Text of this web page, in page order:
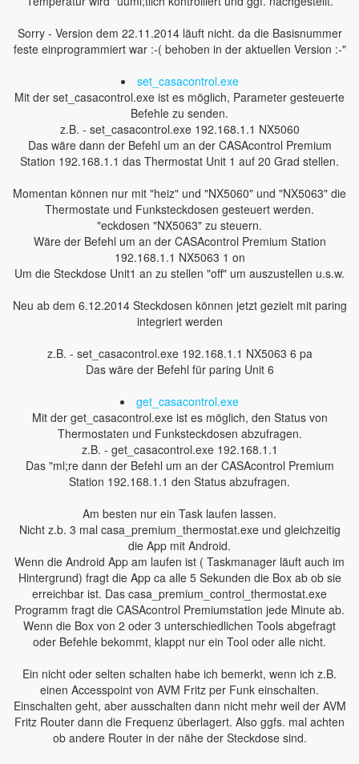
Sorry - Version dem 22.11.2014 läuft nicht. da die Basisnummer
feste einprogrammiert war :-( behoben in der aktuellen Version :-"
set_casacontrol.exe
Mit der set_casacontrol.exe ist es möglich, Parameter gesteuerte
Befehle zu senden.
z.B. - set_casacontrol.exe 192.168.1.1 NX5060
Das wäre dann der Befehl um an der CASAcontrol Premium
Station 192.168.1.1 das Thermostat Unit 1 auf 20 Grad stellen.
Momentan können nur mit "heiz" und "NX5060" und "NX5063" die
Thermostate und Funksteckdosen gesteuert werden.
"eckdosen "NX5063" zu steuern.
Wäre der Befehl um an der CASAcontrol Premium Station
192.168.1.1 NX5063 1 on
Um die Steckdose Unit1 an zu stellen "off" um auszustellen u.s.w.
Neu ab dem 6.12.2014 Steckdosen können jetzt gezielt mit paring
integriert werden
z.B. - set_casacontrol.exe 192.168.1.1 NX5063 6 pa
Das wäre der Befehl für paring Unit 6
get_casacontrol.exe
Mit der get_casacontrol.exe ist es möglich, den Status von
Thermostaten und Funksteckdosen abzufragen.
z.B. - get_casacontrol.exe 192.168.1.1
Das "ml;re dann der Befehl um an der CASAcontrol Premium
Station 192.168.1.1 den Status abzufragen.
Am besten nur ein Task laufen lassen.
Nicht z.b. 3 mal casa_premium_thermostat.exe und gleichzeitig
die App mit Android.
Wenn die Android App am laufen ist ( Taskmanager läuft auch im
Hintergrund) fragt die App ca alle 5 Sekunden die Box ab ob sie
erreichbar ist. Das casa_premium_control_thermostat.exe
Programm fragt die CASAcontrol Premiumstation jede Minute ab.
Wenn die Box von 2 oder 3 unterschiedlichen Tools abgefragt
oder Befehle bekommt, klappt nur ein Tool oder alle nicht.
Ein nicht oder selten schalten habe ich bemerkt, wenn ich z.B.
einen Accesspoint von AVM Fritz per Funk einschalten.
Einschalten geht, aber ausschalten dann nicht mehr weil der AVM
Fritz Router dann die Frequenz überlagert. Also ggfs. mal achten
ob andere Router in der nähe der Steckdose sind.